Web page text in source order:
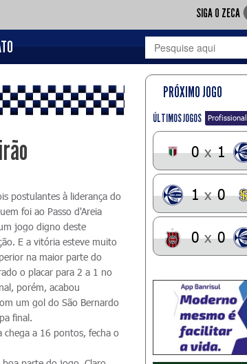
SIGA O ZECA
postulantes à liderança do
foi ao Passo d'Areia
jogo digno deste
E a vitória esteve muito
na maior parte do
o placar para 2 a 1 no
porém, acabou
um gol do São Bernardo
final.
chega a 16 pontos, fecha o
PRÓXIMO JOGO
ÚLTIMOS JOGOS Profissional
0 x 1
1 x 0
0 x 0